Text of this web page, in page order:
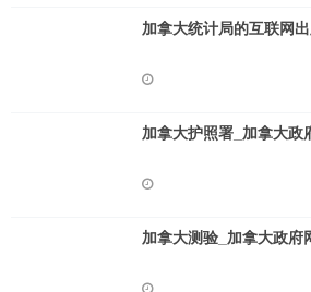
加拿大统计局的互联网
加拿大护照署_加拿大政
加拿大测验_加拿大政府